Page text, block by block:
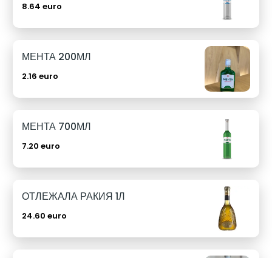
8.64 euro
МЕНТА 200МЛ
2.16 euro
МЕНТА 700МЛ
7.20 euro
ОТЛЕЖАЛА РАКИЯ 1Л
24.60 euro